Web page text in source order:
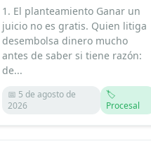
1. El planteamiento Ganar un
juicio no es gratis. Quien litiga
desembolsa dinero mucho
antes de saber si tiene razón:
de...
📅 5 de agosto de
2026
🏷️
Procesal